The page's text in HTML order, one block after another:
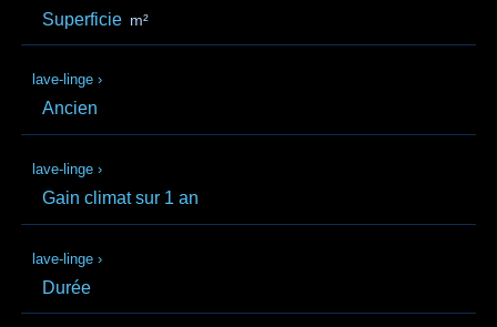
Superficie m²
lave-linge ›
Ancien
lave-linge ›
Gain climat sur 1 an
lave-linge ›
Durée